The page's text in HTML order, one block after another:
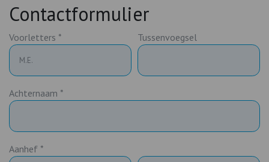
Contactformulier
Voorletters * Tussenvoegsel
Achternaam *
Aanhef *